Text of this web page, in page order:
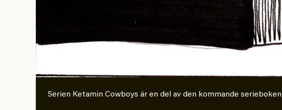
Serien Ketamin Cowboys är en del av den kommande serieboken